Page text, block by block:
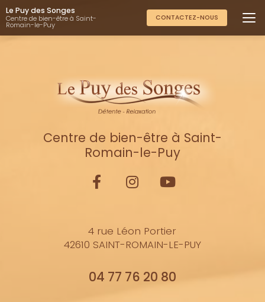
Aller
au
contenu
principal
Le Puy des Songes
Centre de bien-être à Saint-
Romain-le-Puy
CONTACTEZ-NOUS
Centre de bien-être à Saint-
Romain-le-Puy
4 rue Léon Portier
42610 SAINT-ROMAIN-LE-PUY
04 77 76 20 80